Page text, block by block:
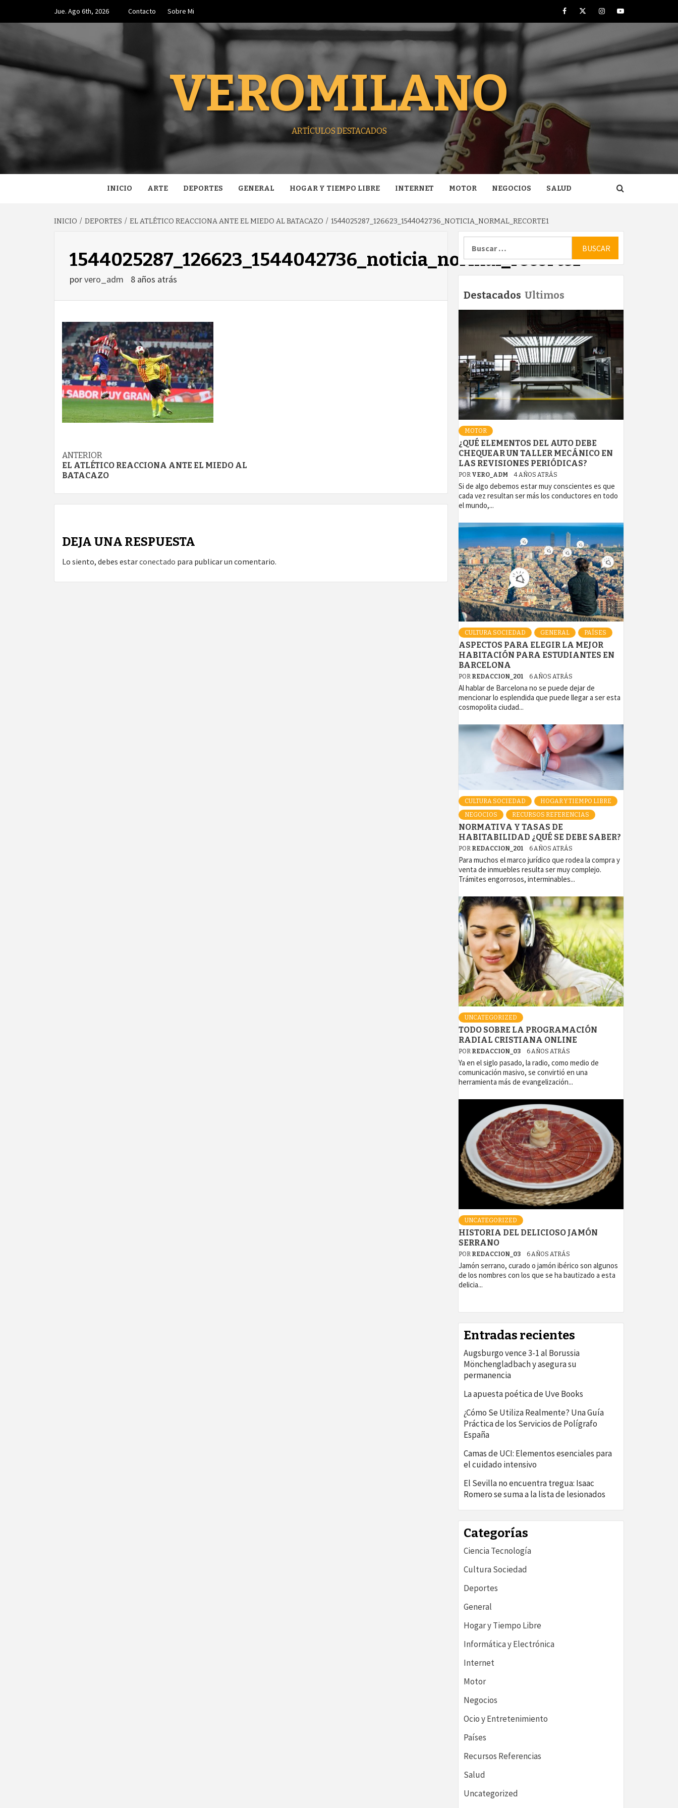
contenido
Jue. Ago 6th, 2026 Contacto Sobre Mi FacebookTwitterInstagram
Youtube
VEROMILANO
ARTÍCULOS DESTACADOS
INICIO ARTE DEPORTES GENERAL HOGAR Y TIEMPO LIBRE INTERNET MOTOR NEGOCIOS SALUD
INICIO DEPORTES EL ATLÉTICO REACCIONA ANTE EL MIEDO AL BATACAZO 1544025287_126623_1544042736_NOTICIA_NORMAL_RECORTE1
1544025287_126623_1544042736_noticia_normal_recorte1
porvero_adm 8 años atrás
Navegación
de
entradas
ANTERIOR
EL ATLÉTICO REACCIONA ANTE EL MIEDO AL
BATACAZO
DEJA UNA RESPUESTA
Lo siento, debes estarconectado para publicar un comentario.
Destacados Ultimos
MOTOR
¿QUÉ ELEMENTOS DEL AUTO DEBE
CHEQUEAR UN TALLER MECÁNICO EN
LAS REVISIONES PERIÓDICAS?
POR VERO_ADM 4 AÑOS ATRÁS
Si de algo debemos estar muy conscientes es que
cada vez resultan ser más los conductores en todo
el mundo,...
CULTURA SOCIEDAD GENERAL PAÍSES
ASPECTOS PARA ELEGIR LA MEJOR
HABITACIÓN PARA ESTUDIANTES EN
BARCELONA
POR REDACCION_201 6 AÑOS ATRÁS
Al hablar de Barcelona no se puede dejar de
mencionar lo esplendida que puede llegar a ser esta
cosmopolita ciudad...
CULTURA SOCIEDAD
HOGAR Y TIEMPO LIBRE
NEGOCIOS
RECURSOS REFERENCIAS
NORMATIVA Y TASAS DE
HABITABILIDAD ¿QUÉ SE DEBE SABER?
POR REDACCION_201 6 AÑOS ATRÁS
Para muchos el marco jurídico que rodea la compra y
venta de inmuebles resulta ser muy complejo.
Trámites engorrosos, interminables...
UNCATEGORIZED
TODO SOBRE LA PROGRAMACIÓN
RADIAL CRISTIANA ONLINE
POR REDACCION_03 6 AÑOS ATRÁS
Ya en el siglo pasado, la radio, como medio de
comunicación masivo, se convirtió en una
herramienta más de evangelización...
UNCATEGORIZED
HISTORIA DEL DELICIOSO JAMÓN
SERRANO
POR REDACCION_03 6 AÑOS ATRÁS
Jamón serrano, curado o jamón ibérico son algunos
de los nombres con los que se ha bautizado a esta
delicia...
Entradas recientes
Augsburgo vence 3-1 al Borussia
Mönchengladbach y asegura su
permanencia
La apuesta poética de Uve Books
¿Cómo Se Utiliza Realmente? Una Guía
Práctica de los Servicios de Polígrafo
España
Camas de UCI: Elementos esenciales para
el cuidado intensivo
El Sevilla no encuentra tregua: Isaac
Romero se suma a la lista de lesionados
Categorías
Ciencia Tecnología
Cultura Sociedad
Deportes
General
Hogar y Tiempo Libre
Informática y Electrónica
Internet
Motor
Negocios
Ocio y Entretenimiento
Países
Recursos Referencias
Salud
Uncategorized